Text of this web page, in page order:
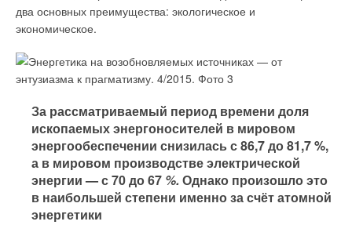
два основных преимущества: экологическое и
экономическое.
За рассматриваемый период времени доля
ископаемых энергоносителей в мировом
энергообеспечении снизилась с 86,7 до 81,7 %,
а в мировом производстве электрической
энергии — с 70 до 67 %. Однако произошло это
в наибольшей степени именно за счёт атомной
энергетики
Ваше имя *
Ваш E-mail *
Текст комментария